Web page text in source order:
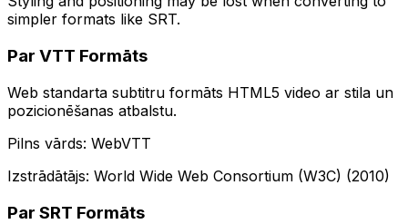
simpler formats like SRT.
Par VTT Formāts
Web standarta subtitru formāts HTML5 video ar stila un
pozicionēšanas atbalstu.
Pilns vārds: WebVTT
Izstrādātājs: World Wide Web Consortium (W3C) (2010)
Par SRT Formāts